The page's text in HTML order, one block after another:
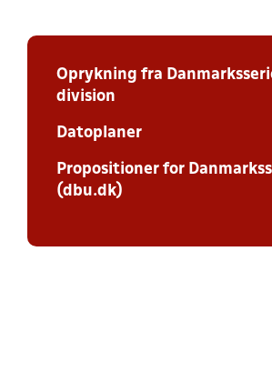
Oprykning fra
division
Datoplaner
Propositioner for
(dbu.dk)